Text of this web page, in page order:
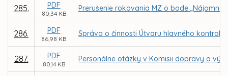
285. PDF
80,34 KB
Prerušenie rokovania MZ o bode „Nájomné
286. PDF
86,98 KB
Správa o činnosti Útvaru hlavného
287. PDF
80,14 KB
Personálne otázky v Komisii dopravy a